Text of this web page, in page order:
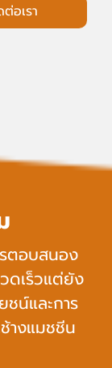
อเรา
รตอบสนอง
วดเร็วแต่ยัง
ชน์และการ
ช้างแมชชีน